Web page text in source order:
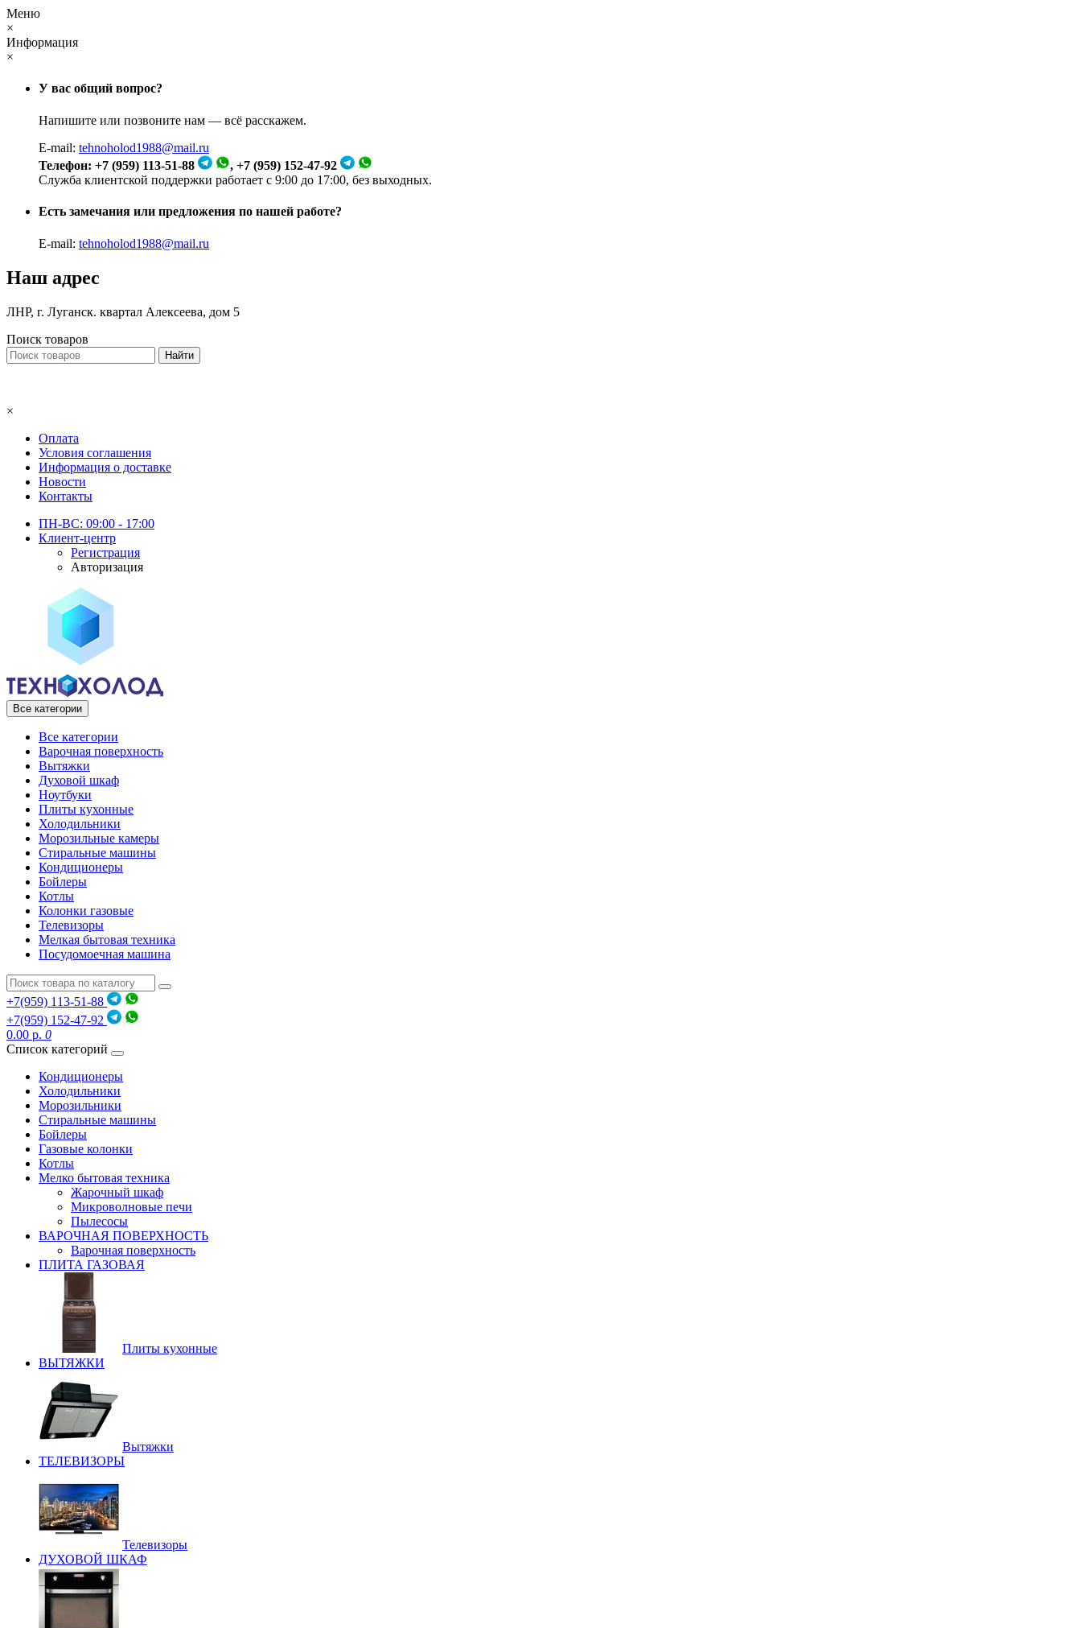
Меню
×
Информация
×
У вас общий вопрос?
Напишите или позвоните нам — всё расскажем.
E-mail: tehnoholod1988@mail.ru
Телефон: +7 (959) 113-51-88
, +7 (959) 152-47-92
Служба клиентской поддержки работает с 9:00 до 17:00, без выходных.
Есть замечания или предложения по нашей работе?
E-mail: tehnoholod1988@mail.ru
Наш адрес
ЛНР, г. Луганск. квартал Алексеева, дом 5
Поиск товаров
×
Оплата
Условия соглашения
Информация о доставке
Новости
Контакты
ПН-ВС: 09:00 - 17:00
Клиент-центр
Регистрация
Авторизация
Все категории
Все категории
Варочная поверхность
Вытяжки
Духовой шкаф
Ноутбуки
Плиты кухонные
Холодильники
Морозильные камеры
Стиральные машины
Кондиционеры
Бойлеры
Котлы
Колонки газовые
Телевизоры
Мелкая бытовая техника
Посудомоечная машина
+7(959) 113-51-88
+7(959) 152-47-92
0.00 р. 0
Список категорий
Кондиционеры
Холодильники
Морозильники
Стиральные машины
Бойлеры
Газовые колонки
Котлы
Мелко бытовая техника
Жарочный шкаф
Микроволновые печи
Пылесосы
ВАРОЧНАЯ ПОВЕРХНОСТЬ
Варочная поверхность
ПЛИТА ГАЗОВАЯ
Плиты кухонные
ВЫТЯЖКИ
Вытяжки
ТЕЛЕВИЗОРЫ
Телевизоры
ДУХОВОЙ ШКАФ